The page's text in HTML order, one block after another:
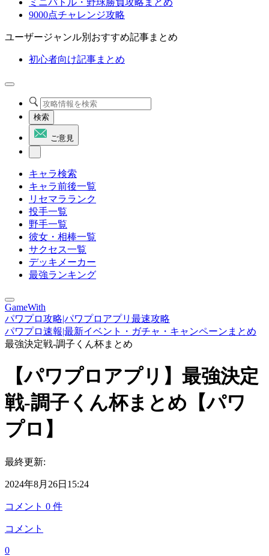
ミニバトル・野球勝負攻略まとめ
9000点チャレンジ攻略
ユーザージャンル別おすすめ記事まとめ
初心者向け記事まとめ
検索
ご意見
キャラ検索
キャラ前後一覧
リセマラランク
投手一覧
野手一覧
彼女・相棒一覧
サクセス一覧
デッキメーカー
最強ランキング
GameWith
パワプロ攻略|パワプロアプリ最速攻略
パワプロ速報|最新イベント・ガチャ・キャンペーンまとめ
最強決定戦-調子くん杯まとめ
【パワプロアプリ】最強決定
戦-調子くん杯まとめ【パワ
プロ】
最終更新:
2024年8月26日15:24
コメント 0 件
コメント
0